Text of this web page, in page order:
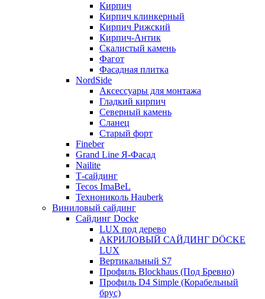
Кирпич
Кирпич клинкерный
Кирпич Рижский
Кирпич-Антик
Скалистый камень
Фагот
Фасадная плитка
NordSide
Аксессуары для монтажа
Гладкий кирпич
Северный камень
Сланец
Старый форт
Fineber
Grand Line Я-Фасад
Nailite
Т-сайдинг
Tecos ImaBeL
Технониколь Hauberk
Виниловый сайдинг
Сайдинг Docke
LUX под дерево
АКРИЛОВЫЙ САЙДИНГ DÖCKE
LUX
Вертикальный S7
Профиль Blockhaus (Под Бревно)
Профиль D4 Simple (Корабельный
брус)